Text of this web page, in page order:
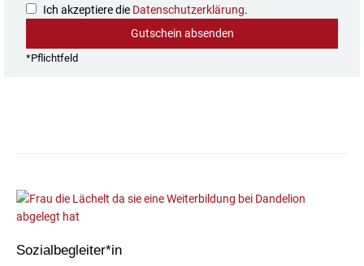
Ich akzeptiere die Datenschutzerklärung.
*Pflichtfeld
Sozialbegleiter*in